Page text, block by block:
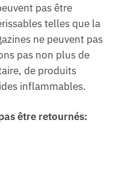
pas être
telles que la
ne peuvent pas
pas non plus de
de produits
inflammables.
être retournés: